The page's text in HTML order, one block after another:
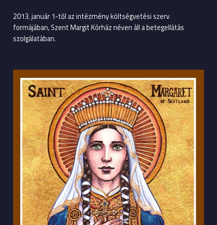
2013. január 1-től az intézmény költségvetési szerv
formájában, Szent Margit Kórház néven áll a betegellátás
szolgálatában.